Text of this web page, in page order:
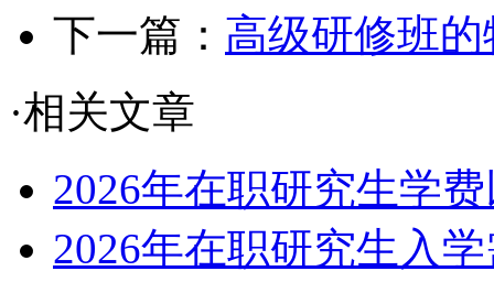
下一篇： 高级研修班
·相关文章
2026年在职研究生学
2026年在职研究生入